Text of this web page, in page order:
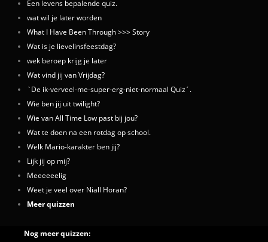
Een levens bepalende quiz.
wat wil je later worden
What I Have Been Through >>> Story
Wat is je lievelinsfeestdag?
wek beroep krijg je later
Wat vind jij van Vrijdag?
`De ik-verveel-me-super-erg-niet-normaal Quiz´.
Wie ben jij uit twilight?
Wie van All Time Low past bij jou?
Wat te doen na een rotdag op school.
Welk Mario-karakter ben jij?
Lijk jij op mij?
Meeeeeelig
Weet je veel over Niall Horan?
Meer quizzen
Nog meer quizzen: